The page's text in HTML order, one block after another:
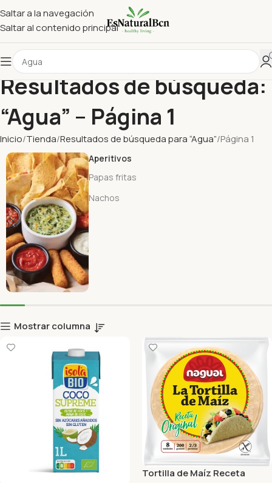
Saltar a la navegación
Saltar al contenido principal
Resultados de búsqueda:
“Agua” – Página 1
Inicio Tienda Resultados de búsqueda para “Agua” Página 1
Aperitivos
Papas fritas
Nachos
Mostrar columna
Tortilla de Maíz Receta